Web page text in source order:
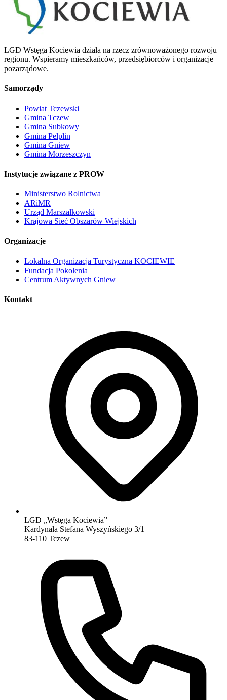
LGD Wstęga Kociewia działa na rzecz zrównoważonego rozwoju
regionu. Wspieramy mieszkańców, przedsiębiorców i organizacje
pozarządowe.
Samorządy
Powiat Tczewski
Gmina Tczew
Gmina Subkowy
Gmina Pelplin
Gmina Gniew
Gmina Morzeszczyn
Instytucje związane z PROW
Ministerstwo Rolnictwa
ARiMR
Urząd Marszałkowski
Krajowa Sieć Obszarów Wiejskich
Organizacje
Lokalna Organizacja Turystyczna KOCIEWIE
Fundacja Pokolenia
Centrum Aktywnych Gniew
Kontakt
LGD „Wstęga Kociewia”
Kardynała Stefana Wyszyńskiego 3/1
83-110 Tczew